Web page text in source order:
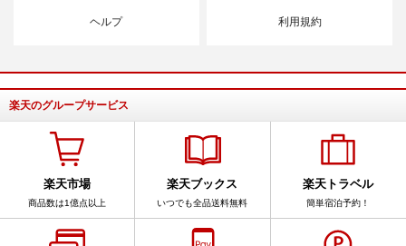
ヘルプ 利用規約
楽天のグループサービス
楽天市場
商品数は1億点以上
楽天ブックス
いつでも全品送料無料
楽天トラベル
簡単宿泊予約！